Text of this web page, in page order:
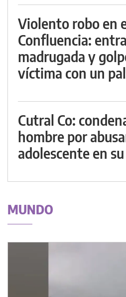
Violento robo en
Confluencia:
madrugada y
víctima con un
Cutral Co:
hombre por
adolescente en
MUNDO